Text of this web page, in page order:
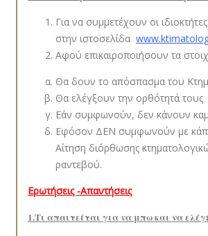
Για να συμμετέχουν οι
στην ιστοσελίδα
Αφού επικαιροποιήσουν τα
Θα δουν το απόσπασμα του
Θα ελέγξουν την ορθότητά τους
Εάν συμφωνούν, δεν κάνουν
Εφόσον ΔΕΝ συμφωνούν με
Αίτηση διόρθωσης
ραντεβού.
Ερωτήσεις -Απαντήσεις
1.Τι απαιτείται για να μπω και να